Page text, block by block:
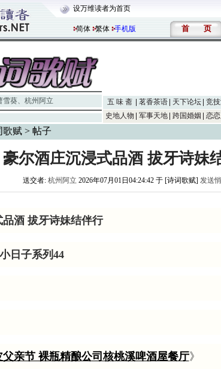
设万维读者为首页
简体 繁体 手机版 首 页
雪葵、 杭州阿立 五 味 斋 茗香茶语 天下论坛 竞
史地人物
军事天地 跨国婚姻 恋
歌赋> 帖子
豪尔酒庄沉浸式品酒 拔牙诗妹
送交者: 杭州阿立 2026年07月01日04:24:42 于 [诗词歌赋] 发送
酒 拔牙诗妹结伴行
日子系列 44
父亲节 裸瓶精酿公司核桃溪啤酒屋餐厅》